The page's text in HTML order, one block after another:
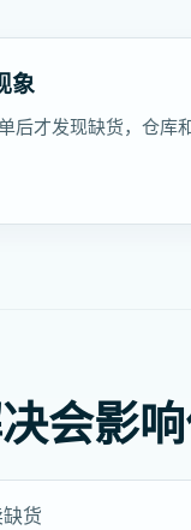
象
后才发现缺货，仓库
会影
货